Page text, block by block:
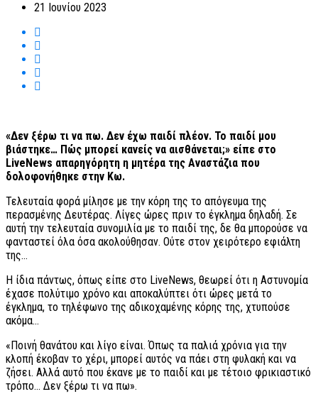
21 Ιουνίου 2023
«Δεν ξέρω τι να πω. Δεν έχω παιδί πλέον. Το παιδί μου
βιάστηκε… Πώς μπορεί κανείς να αισθάνεται;» είπε στο
LiveNews απαρηγόρητη η μητέρα της Αναστάζια που
δολοφονήθηκε στην Κω.
Τελευταία φορά μίλησε με την κόρη της το απόγευμα της
περασμένης Δευτέρας. Λίγες ώρες πριν το έγκλημα δηλαδή. Σε
αυτή την τελευταία συνομιλία με το παιδί της, δε θα μπορούσε να
φανταστεί όλα όσα ακολούθησαν. Ούτε στον χειρότερο εφιάλτη
της…
Η ίδια πάντως, όπως είπε στο LiveNews, θεωρεί ότι η Αστυνομία
έχασε πολύτιμο χρόνο και αποκαλύπτει ότι ώρες μετά το
έγκλημα, το τηλέφωνο της αδικοχαμένης κόρης της, χτυπούσε
ακόμα…
«Ποινή θανάτου και λίγο είναι. Όπως τα παλιά χρόνια για την
κλοπή έκοβαν το χέρι, μπορεί αυτός να πάει στη φυλακή και να
ζήσει. Αλλά αυτό που έκανε με το παιδί και με τέτοιο φρικιαστικό
τρόπο… Δεν ξέρω τι να πω».